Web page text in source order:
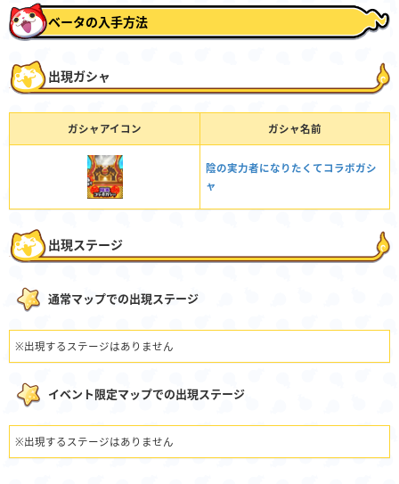
ベータの入手方法
出現ガシャ
ガシャアイコン ガシャ名前
陰の実力者になりたくてコラボガシ
ャ
出現ステージ
通常マップでの出現ステージ
※出現するステージはありません
イベント限定マップでの出現ステージ
※出現するステージはありません